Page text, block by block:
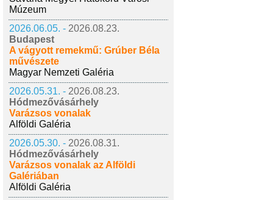
Múzeum
2026.06.05. - 2026.08.23.
Budapest
A vágyott remekmű: Grúber Béla
művészete
Magyar Nemzeti Galéria
2026.05.31. - 2026.08.23.
Hódmezővásárhely
Varázsos vonalak
Alföldi Galéria
2026.05.30. - 2026.08.31.
Hódmezővásárhely
Varázsos vonalak az Alföldi
Galériában
Alföldi Galéria